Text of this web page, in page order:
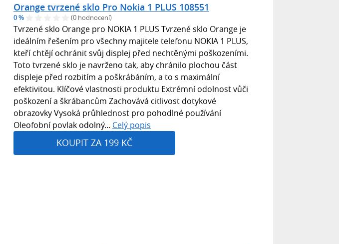
Orange tvrzené sklo Pro Nokia 1 PLUS 108551
0 % (0 hodnocení)
Tvrzené sklo Orange pro NOKIA 1 PLUS Tvrzené sklo Orange je
ideálním řešením pro všechny majitele telefonu NOKIA 1 PLUS,
kteří chtějí ochránit svůj displej před nechtěnými poškozeními.
Toto tvrzené sklo je navrženo tak, aby chránilo plochou část
displeje před rozbitím a poškrábáním, a to s maximální
efektivitou. Klíčové vlastnosti produktu Extrémní odolnost vůči
poškození a škrábancům Zachovává citlivost dotykové
obrazovky Vysoká průhlednost pro pohodlné používání
Oleofobní povlak odolný... Celý popis
KOUPIT ZA 199 KČ